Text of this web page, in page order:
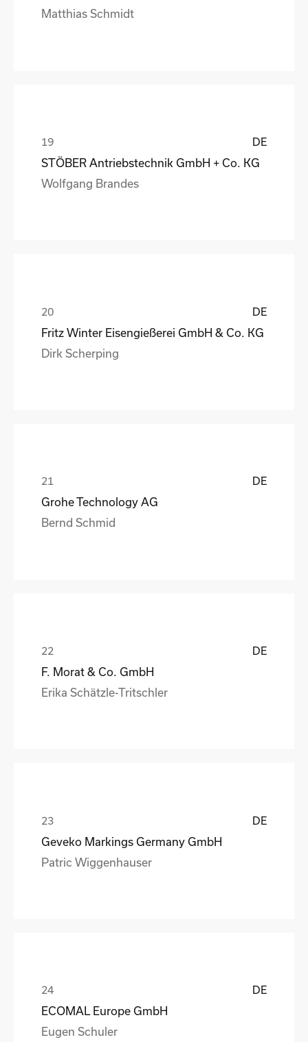
Matthias Schmidt
DE
STÖBER Antriebstechnik GmbH + Co. KG
Wolfgang Brandes
DE
Fritz Winter Eisengießerei GmbH & Co. KG
Dirk Scherping
DE
Grohe Technology AG
Bernd Schmid
DE
F. Morat & Co. GmbH
Erika Schätzle-Tritschler
DE
Geveko Markings Germany GmbH
Patric Wiggenhauser
DE
ECOMAL Europe GmbH
Eugen Schuler